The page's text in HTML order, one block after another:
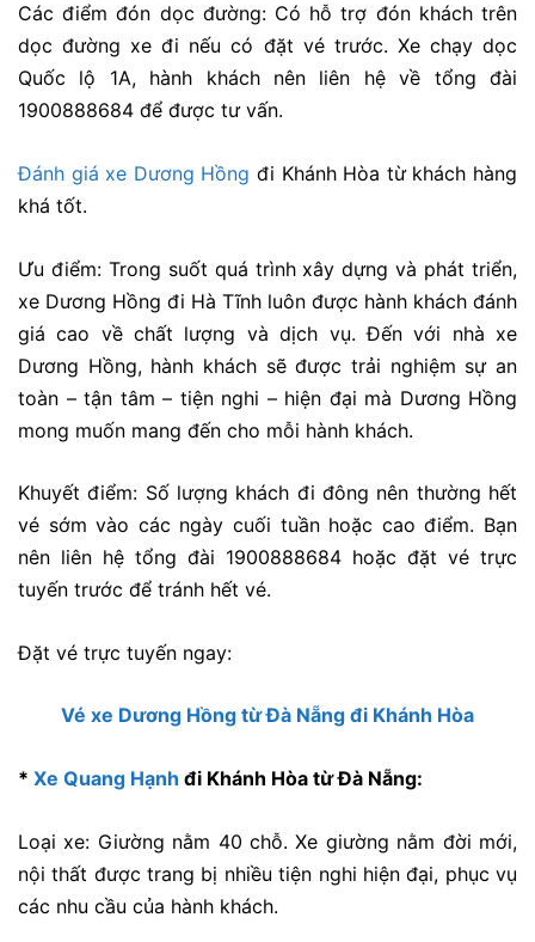
Các điểm đón dọc đường: Có hỗ trợ đón khách trên
dọc đường xe đi nếu có đặt vé trước. Xe chạy dọc
Quốc lộ 1A, hành khách nên liên hệ về tổng đài
1900888684 để được tư vấn.
Đánh giá xe Dương Hồng đi Khánh Hòa từ khách hàng
khá tốt.
Ưu điểm: Trong suốt quá trình xây dựng và phát triển,
xe Dương Hồng đi Hà Tĩnh luôn được hành khách đánh
giá cao về chất lượng và dịch vụ. Đến với nhà xe
Dương Hồng, hành khách sẽ được trải nghiệm sự an
toàn – tận tâm – tiện nghi – hiện đại mà Dương Hồng
mong muốn mang đến cho mỗi hành khách.
Khuyết điểm: Số lượng khách đi đông nên thường hết
vé sớm vào các ngày cuối tuần hoặc cao điểm. Bạn
nên liên hệ tổng đài 1900888684 hoặc đặt vé trực
tuyến trước để tránh hết vé.
Đặt vé trực tuyến ngay:
Vé xe Dương Hồng từ Đà Nẵng đi Khánh Hòa
* Xe Quang Hạnh đi Khánh Hòa từ Đà Nẵng:
Loại xe: Giường nằm 40 chỗ. Xe giường nằm đời mới,
nội thất được trang bị nhiều tiện nghi hiện đại, phục vụ
các nhu cầu của hành khách.